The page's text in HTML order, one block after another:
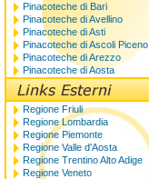
Pinacoteche di Bari
Pinacoteche di Avellino
Pinacoteche di Asti
Pinacoteche di Ascoli Piceno
Pinacoteche di Arezzo
Pinacoteche di Aosta
Regione Friuli
Regione Lombardia
Regione Piemonte
Regione Valle d'Aosta
Regione Trentino Alto Adige
Regione Veneto